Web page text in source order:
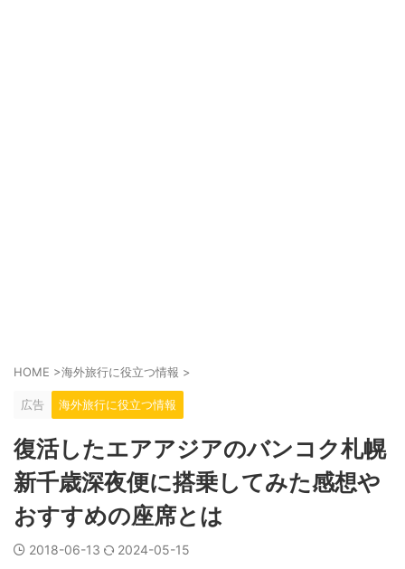
HOME >海外旅行に役立つ情報 >
広告 海外旅行に役立つ情報
復活したエアアジアのバンコク札幌
新千歳深夜便に搭乗してみた感想や
おすすめの座席とは
2018-06-13 2024-05-15